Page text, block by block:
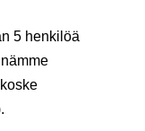
5 henkilöä